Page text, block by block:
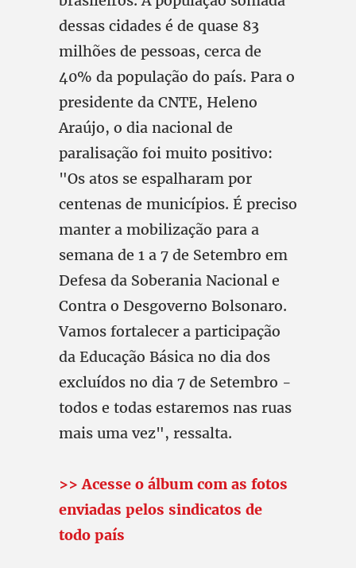
dessas cidades é de quase 83
milhões de pessoas, cerca de
40% da população do país. Para o
presidente da CNTE, Heleno
Araújo, o dia nacional de
paralisação foi muito positivo:
"Os atos se espalharam por
centenas de municípios. É preciso
manter a mobilização para a
semana de 1 a 7 de Setembro em
Defesa da Soberania Nacional e
Contra o Desgoverno Bolsonaro.
Vamos fortalecer a participação
da Educação Básica no dia dos
excluídos no dia 7 de Setembro -
todos e todas estaremos nas ruas
mais uma vez", ressalta.
>> Acesse o álbum com as fotos
enviadas pelos sindicatos de
todo país